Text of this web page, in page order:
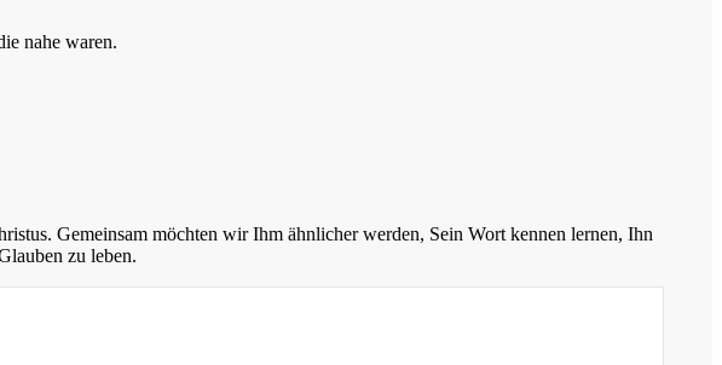
nahe waren.
Gemeinsam möchten wir Ihm ähnlicher werden, Sein Wort kennen lernen, Ihn
zu leben.